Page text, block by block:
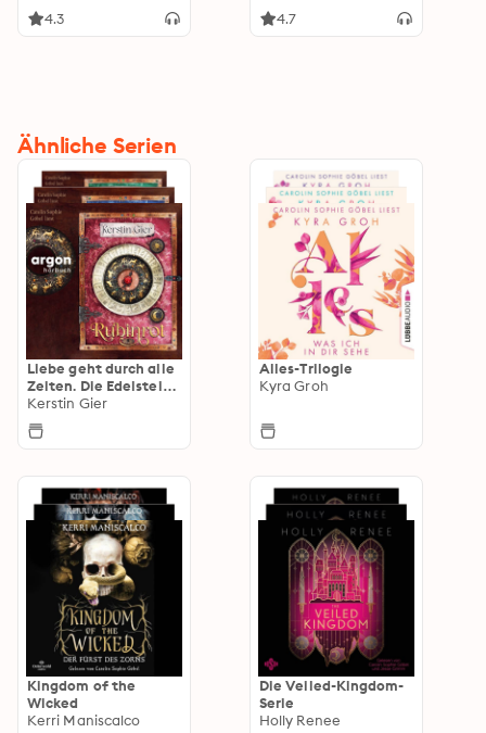
4.3 4.7
Ähnliche Serien
Liebe geht durch alle
Zeiten. Die Edelstein-
Trilogie
Kerstin Gier
Alles-Trilogie
Kyra Groh
Kingdom of the
Wicked
Kerri Maniscalco
Die Veiled-Kingdom-
Serie
Holly Renee